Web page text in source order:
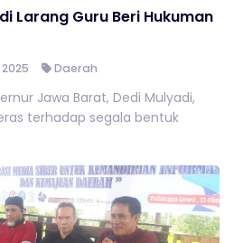
Larang Guru Beri Hukuman
Daerah
Jawa Barat, Dedi Mulyadi,
terhadap segala bentuk